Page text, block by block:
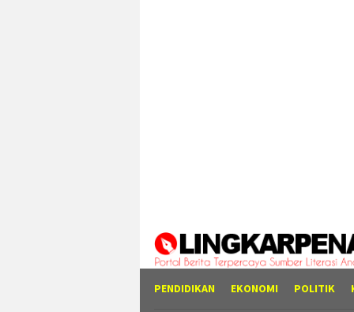
PENDIDIKAN EKONOMI POLITIK